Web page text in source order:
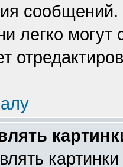
сообщений.
легко